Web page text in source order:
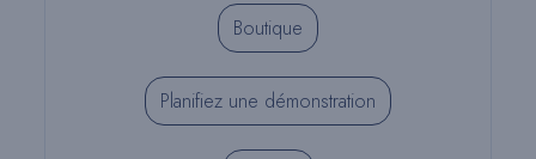
Boutique
Planifiez une démonstration